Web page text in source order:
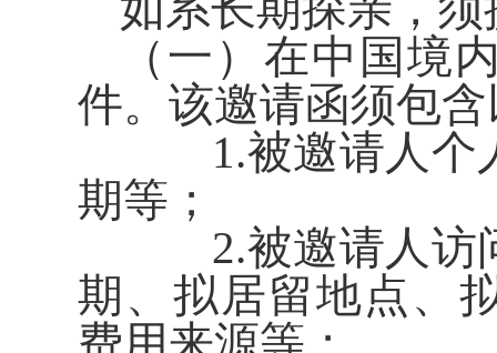
（一）在中国境
件。该邀请函须包
1.被邀请人个
期等；
2.被邀请人访
期、拟居留地点、